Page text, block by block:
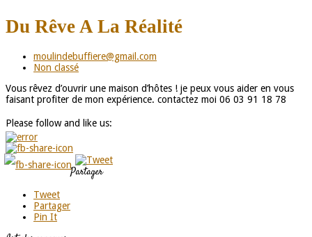
Du Rêve A La Réalité
moulindebuffiere@gmail.com
Non classé
Vous rêvez d’ouvrir une maison d’hôtes ! je peux vous aider en vous
faisant profiter de mon expérience. contactez moi 06 03 91 18 78
Please follow and like us:
Partager
Tweet
Partager
Pin It